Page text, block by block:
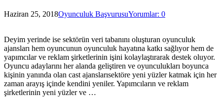
Haziran 25, 2018Oyunculuk BaşvurusuYorumlar: 0
Deyim yerinde ise sektörün veri tabanını oluşturan oyunculuk
ajansları hem oyuncunun oyunculuk hayatına katkı sağlıyor hem de
yapımcılar ve reklam şirketlerinin işini kolaylaştırarak destek oluyor.
Oyuncu adaylarını her alanda geliştiren ve oyunculukları boyunca
kişinin yanında olan cast ajanslarısektöre yeni yüzler katmak için her
zaman arayış içinde kendini yeniler. Yapımcıların ve reklam
şirketlerinin yeni yüzler ve …